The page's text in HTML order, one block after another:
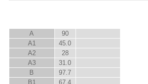
A
90
A1
45.0
A2
28
A3
31.0
B
97.7
B1
67.4